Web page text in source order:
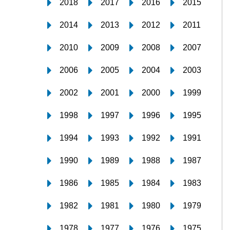
2018 2017 2016 2015
2014 2013 2012 2011
2010 2009 2008 2007
2006 2005 2004 2003
2002 2001 2000 1999
1998 1997 1996 1995
1994 1993 1992 1991
1990 1989 1988 1987
1986 1985 1984 1983
1982 1981 1980 1979
1978 1977 1976 1975